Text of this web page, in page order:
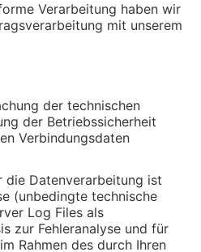
Verarbeitung haben wir
mit unserem
der technischen
der Betriebssicherheit
Verbindungsdaten
die Datenverarbeitung ist
(unbedingte technische
Log Files als
zur Fehleranalyse und für
Rahmen des durch Ihren